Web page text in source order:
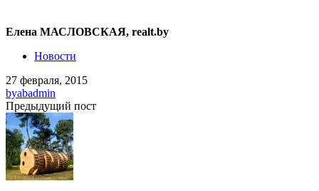
Елена МАСЛОВСКАЯ, realt.by
Новости
27 февраля, 2015
byabadmin
Предыдущий пост